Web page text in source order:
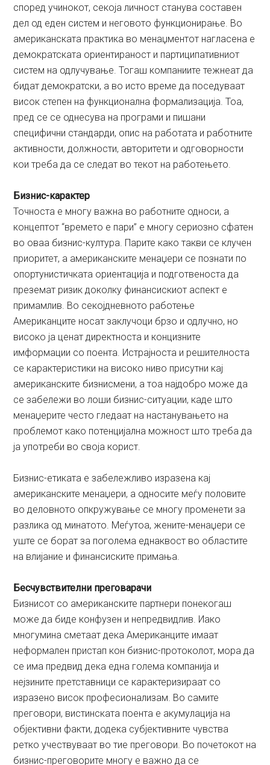
според учинокот, секоја личност станува составен
дел од еден систем и неговото функционирање. Во
американската практика во менаџментот нагласена е
демократската ориентираност и партиципативниот
систем на одлучување. Тогаш компаниите тежнеат да
бидат демократски, а во исто време да поседуваат
висок степен на функционална формализација. Тоа,
пред сe се однесува на програми и пишани
специфични стандарди, опис на работата и работните
активности, должности, авторитети и одговорности
кои треба да се следат во текот на работењето.
Бизнис-карактер
Точноста е многу важна во работните односи, а
концептот “времето е пари” е многу сериозно сфатен
во оваа бизнис-култура. Парите како такви се клучен
приоритет, а американските менаџери се познати по
опортунистичката ориентација и подготвеноста да
преземат ризик доколку финансискиот аспект е
примамлив. Во секојдневното работење
Американците носат заклучоци брзо и одлучно, но
високо ја ценат директноста и концизните
имформации со поента. Истрајноста и решителноста
се карактеристики на високо ниво присутни кај
американските бизнисмени, а тоа најдобро може да
се забележи во лоши бизнис-ситуации, каде што
менаџерите често гледаат на настанувањето на
проблемот како потенцијална можност што треба да
ја употреби во своја корист.
Бизнис-етиката е забележливо изразена кај
американските менаџери, а односите меѓу половите
во деловното опкружување се многу променети за
разлика од минатото. Меѓутоа, жените-менаџери се
уште се борат за поголема еднаквост во областите
на влијание и финансиските примања.
Бесчувствителни преговарачи
Бизнисот со американските партнери понекогаш
може да биде конфузен и непредвидлив. Иако
многумина сметаат дека Американците имаат
неформален пристап кон бизнис-протоколот, мора да
се има предвид дека една голема компанија и
нејзините претставници се карактеризираат со
изразено висок професионализам. Во самите
преговори, вистинската поента е акумулација на
објективни факти, додека субјективните чувства
ретко учествуваат во тие преговори. Во почетокот на
бизнис-преговорите многу е важно да се